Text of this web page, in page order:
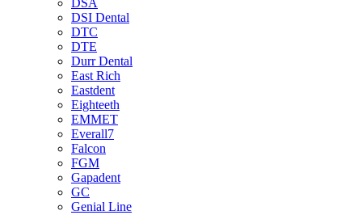
DSA
DSI Dental
DTC
DTE
Durr Dental
East Rich
Eastdent
Eighteeth
EMMET
Everall7
Falcon
FGM
Gapadent
GC
Genial Line